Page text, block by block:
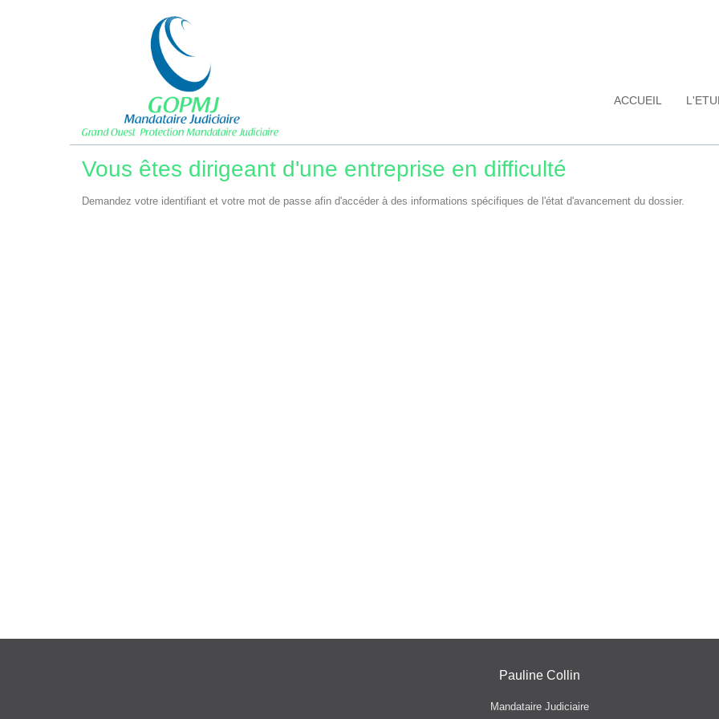
ACCUEIL
Vous êtes dirigeant d'une entreprise en difficulté
Demandez votre identifiant et votre mot de passe afin d'accéder à des informations spécifiques de l'état d'avancement du dossier.
Pauline Collin
Mandataire Judiciaire